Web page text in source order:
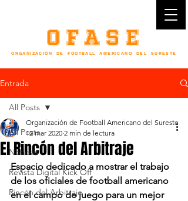
OFASE
ORGANIZACIÓN DE FOOTBALL AMERICANO DEL SURESTE
Entrada
All Posts
Noticias
Revista Digital Kick Off
Rincón del Arbitraje
All Posts
El Rincón del Arbitraje
Organización de Football Americano del Sureste
12 mar 2020 2 min de lectura
Espacio dedicado a mostrar el trabajo
de los oficiales de football americano
en el campo de juego para un mejor